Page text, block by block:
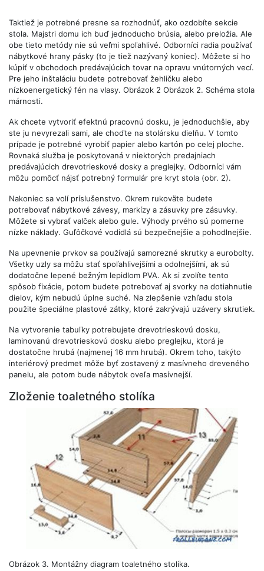
Taktiež je potrebné presne sa rozhodnúť, ako ozdobíte sekcie
stola. Majstri domu ich buď jednoducho brúsia, alebo preložia. Ale
obe tieto metódy nie sú veľmi spoľahlivé. Odborníci radia používať
nábytkové hrany pásky (to je tiež nazývaný koniec). Môžete si ho
kúpiť v obchodoch predávajúcich tovar na opravu vnútorných vecí.
Pre jeho inštaláciu budete potrebovať žehličku alebo
nízkoenergetický fén na vlasy. Obrázok 2 Obrázok 2. Schéma stola
márnosti.
Ak chcete vytvoriť efektnú pracovnú dosku, je jednoduchšie, aby
ste ju nevyrezali sami, ale choďte na stolársku dielňu. V tomto
prípade je potrebné vyrobiť papier alebo kartón po celej ploche.
Rovnaká služba je poskytovaná v niektorých predajniach
predávajúcich drevotrieskové dosky a preglejky. Odborníci vám
môžu pomôcť nájsť potrebný formulár pre kryt stola (obr. 2).
Nakoniec sa volí príslušenstvo. Okrem rukoväte budete
potrebovať nábytkové závesy, markízy a zásuvky pre zásuvky.
Môžete si vybrať valček alebo gule. Výhody prvého sú pomerne
nízke náklady. Guľôčkové vodidlá sú bezpečnejšie a pohodlnejšie.
Na upevnenie prvkov sa používajú samorezné skrutky a eurobolty.
Všetky uzly sa môžu stať spoľahlivejšími a odolnejšími, ak sú
dodatočne lepené bežným lepidlom PVA. Ak si zvolíte tento
spôsob fixácie, potom budete potrebovať aj svorky na dotiahnutie
dielov, kým nebudú úplne suché. Na zlepšenie vzhľadu stola
použite špeciálne plastové zátky, ktoré zakrývajú uzávery skrutiek.
Na vytvorenie tabuľky potrebujete drevotrieskovú dosku,
laminovanú drevotrieskovú dosku alebo preglejku, ktorá je
dostatočne hrubá (najmenej 16 mm hrubá). Okrem toho, takýto
interiérový predmet môže byť zostavený z masívneho dreveného
panelu, ale potom bude nábytok oveľa masívnejší.
Zloženie toaletného stolíka
Obrázok 3. Montážny diagram toaletného stolíka.